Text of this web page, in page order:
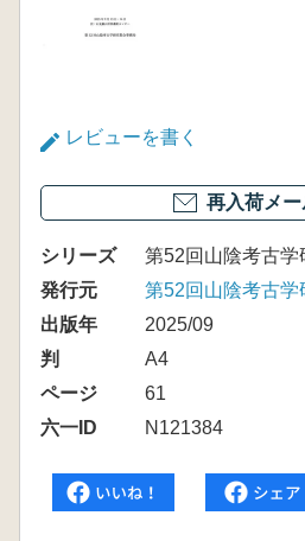
レビューを書く
再入荷メ
シリーズ
第52回山陰考古学
発行元
第52回山陰考古学
出版年
2025/09
判
A4
ページ
61
六一ID
N121384